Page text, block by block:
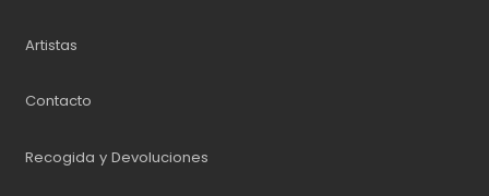
Artistas
Contacto
Recogida y Devoluciones